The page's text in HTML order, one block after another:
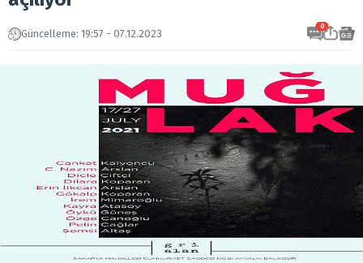
Güncelleme: 19:57 - 07.12.2023
0